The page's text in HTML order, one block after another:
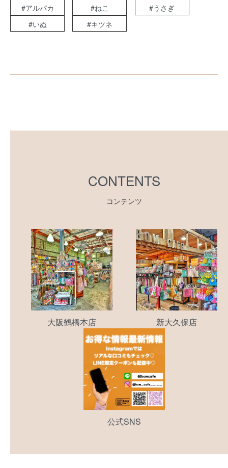
#アルパカ #ねこ
#うさぎ
#いぬ
#キツネ
CONTENTS
コンテンツ
大阪鶴橋本店 新大久保店
公式SNS